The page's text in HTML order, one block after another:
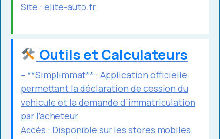
Site : elite-auto.fr
Outils et Calculateurs
– **Simplimmat** : Application officielle
permettant la déclaration de cession du
véhicule et la demande d’immatriculation
par l’acheteur.
Accès : Disponible sur les stores mobiles